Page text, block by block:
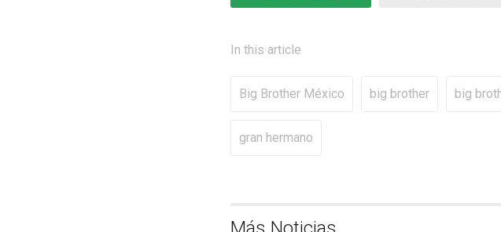
In this article
Big Brother México big brother big
gran hermano